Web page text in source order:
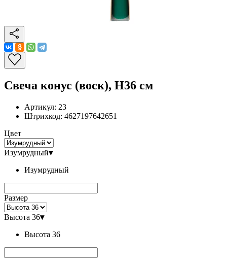
Свеча конус (воск), H36 см
Артикул: 23
Штрихкод: 4627197642651
Цвет
Изумрудный▾
Изумрудный
Размер
Высота 36▾
Высота 36